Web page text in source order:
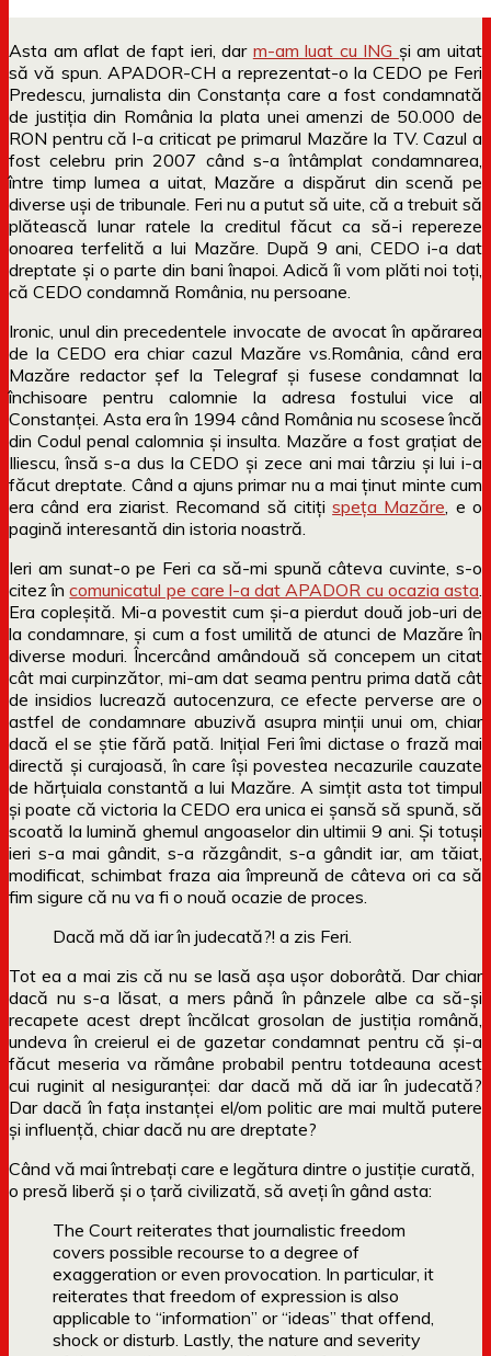
Asta am aflat de fapt ieri, dar m-am luat cu ING și am uitat
să vă spun. APADOR-CH a reprezentat-o la CEDO pe Feri
Predescu, jurnalista din Constanța care a fost condamnată
de justiția din România la plata unei amenzi de 50.000 de
RON pentru că l-a criticat pe primarul Mazăre la TV. Cazul a
fost celebru prin 2007 când s-a întâmplat condamnarea,
între timp lumea a uitat, Mazăre a dispărut din scenă pe
diverse uși de tribunale. Feri nu a putut să uite, că a trebuit să
plătească lunar ratele la creditul făcut ca să-i repereze
onoarea terfelită a lui Mazăre. După 9 ani, CEDO i-a dat
dreptate și o parte din bani înapoi. Adică îi vom plăti noi toți,
că CEDO condamnă România, nu persoane.
Ironic, unul din precedentele invocate de avocat în apărarea
de la CEDO era chiar cazul Mazăre vs.România, când era
Mazăre redactor șef la Telegraf și fusese condamnat la
închisoare pentru calomnie la adresa fostului vice al
Constanței. Asta era în 1994 când România nu scosese încă
din Codul penal calomnia și insulta. Mazăre a fost grațiat de
Iliescu, însă s-a dus la CEDO și zece ani mai târziu și lui i-a
făcut dreptate. Când a ajuns primar nu a mai ținut minte cum
era când era ziarist. Recomand să citițispeța Mazăre , e o
pagină interesantă din istoria noastră.
Ieri am sunat-o pe Feri ca să-mi spună câteva cuvinte, s-o
citez încomunicatul pe care l-a dat APADOR cu ocazia asta
Era copleșită. Mi-a povestit cum și-a pierdut două job-uri de
la condamnare, și cum a fost umilită de atunci de Mazăre în
diverse moduri. Încercând amândouă să concepem un citat
cât mai curpinzător, mi-am dat seama pentru prima dată cât
de insidios lucrează autocenzura, ce efecte perverse are o
astfel de condamnare abuzivă asupra minții unui om, chiar
dacă el se știe fără pată. Inițial Feri îmi dictase o frază mai
directă și curajoasă, în care își povestea necazurile cauzate
de hărțuiala constantă a lui Mazăre. A simțit asta tot timpul
și poate că victoria la CEDO era unica ei șansă să spună, să
scoată la lumină ghemul angoaselor din ultimii 9 ani. Și totuși
ieri s-a mai gândit, s-a răzgândit, s-a gândit iar, am tăiat,
modificat, schimbat fraza aia împreună de câteva ori ca să
fim sigure că nu va fi o nouă ocazie de proces.
Dacă mă dă iar în judecată?! a zis Feri.
Tot ea a mai zis că nu se lasă așa ușor doborâtă. Dar chiar
dacă nu s-a lăsat, a mers până în pânzele albe ca să-și
recapete acest drept încălcat grosolan de justiția română,
undeva în creierul ei de gazetar condamnat pentru că și-a
făcut meseria va rămâne probabil pentru totdeauna acest
cui ruginit al nesiguranței: dar dacă mă dă iar în judecată?
Dar dacă în fața instanței el/om politic are mai multă putere
și influență, chiar dacă nu are dreptate?
Când vă mai întrebați care e legătura dintre o justiție curată,
o presă liberă și o țară civilizată, să aveți în gând asta:
The Court reiterates that journalistic freedom
covers possible recourse to a degree of
exaggeration or even provocation. In particular, it
reiterates that freedom of expression is also
applicable to “information” or “ideas” that offend,
shock or disturb. Lastly, the nature and severity